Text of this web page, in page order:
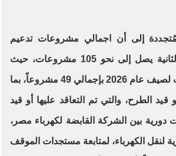
إلى أن اجمالي مشروعات تدعيم
الشبكة القومية للكهرباء في المرحلة الثانية يصل إلى نحو 105 مشروعات، حيث
عرض بشكل تفصيلي موقف المشروعات لصيف عام 2026 بإجمالي 49 مشروعاً، بما
الطرح، والتي تم التعاقد عليها أو قيد
دورية بين الشركة القابضة لكهرباء مصر،
لنقل الكهرباء، لمتابعة مستجدات الموقف